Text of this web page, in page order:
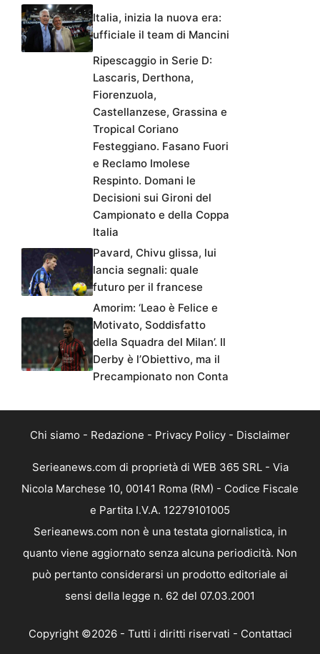
Italia, inizia la nuova era:
ufficiale il team di Mancini
Ripescaggio in Serie D:
Lascaris, Derthona,
Fiorenzuola,
Castellanzese, Grassina e
Tropical Coriano
Festeggiano. Fasano Fuori
e Reclamo Imolese
Respinto. Domani le
Decisioni sui Gironi del
Campionato e della Coppa
Italia
Pavard, Chivu glissa, lui
lancia segnali: quale
futuro per il francese
Amorim: ‘Leao è Felice e
Motivato, Soddisfatto
della Squadra del Milan’. Il
Derby è l’Obiettivo, ma il
Precampionato non Conta
Chi siamo - Redazione - Privacy Policy - Disclaimer
Serieanews.com di proprietà di WEB 365 SRL - Via
Nicola Marchese 10, 00141 Roma (RM) - Codice Fiscale
e Partita I.V.A. 12279101005
Serieanews.com non è una testata giornalistica, in
quanto viene aggiornato senza alcuna periodicità. Non
può pertanto considerarsi un prodotto editoriale ai
sensi della legge n. 62 del 07.03.2001
Copyright ©2026 - Tutti i diritti riservati - Contattaci